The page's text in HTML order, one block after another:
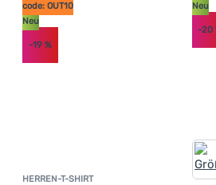
HERREN-T-SHIRT
code: OUT10
Neu
-19 %
Neu
-20